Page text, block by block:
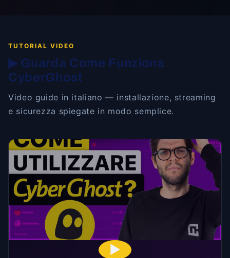
TUTORIAL VIDEO
▶ Guarda Come Funziona
CyberGhost
Video guide in italiano — installazione, streaming
e sicurezza spiegate in modo semplice.
▶